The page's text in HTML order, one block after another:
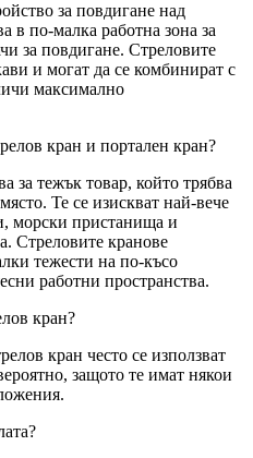
за повдигане над
в по-малка работна зона за
за повдигане. Стреловите
и могат да се комбинират с
максимално
кран и портален кран?
за тежък товар, който трябва
Те се изискват най-вече
морски пристанища и
Стреловите кранове
тежести на по-късо
работни пространства.
кран?
кран често се използват
защото те имат някои